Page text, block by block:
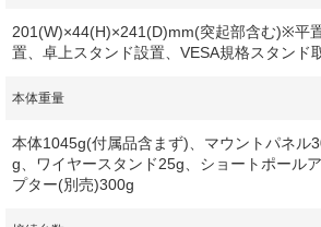
201(W)×44(H)×241(D)mm(突起部含む)※平
置、卓上スタンド設置、VESA規格スタンド
本体重量
本体1045g(付属品含まず)、マウントパネル
g、ワイヤースタンド25g、ショートポール
プター(別売)300g